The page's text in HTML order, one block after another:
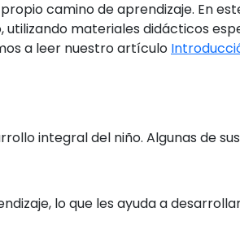
camino de aprendizaje. En
materiales didácticos
a leer nuestro artículo
integral del niño. Algunas de
lo que les ayuda a